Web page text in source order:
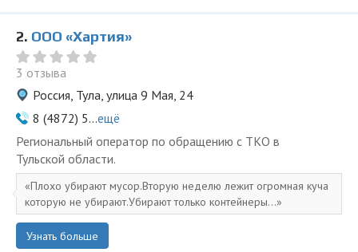
2. ООО «Хартия»
3 отзыва
Россия, Тула, улица 9 Мая, 24
8 (4872) 5...ещё
Региональный оператор по обращению с ТКО в
Тульской области.
Плохо убирают мусор.Вторую неделю лежит огромная куча
которую не убирают.Убирают только контейнеры...
Узнать больше